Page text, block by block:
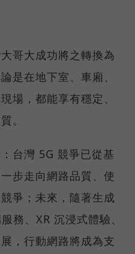
哥大成功將之轉換為
是在地下室、車廂、
場，都能享有穩定、
。
台灣 5G 競爭已從基
步走向網路品質、使
爭；未來，隨著生成
務、XR 沉浸式體驗、
，行動網路將成為支